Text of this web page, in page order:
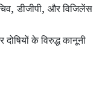
,डीजीपी, और विजिलेंस
के विरुद्ध कानूनी